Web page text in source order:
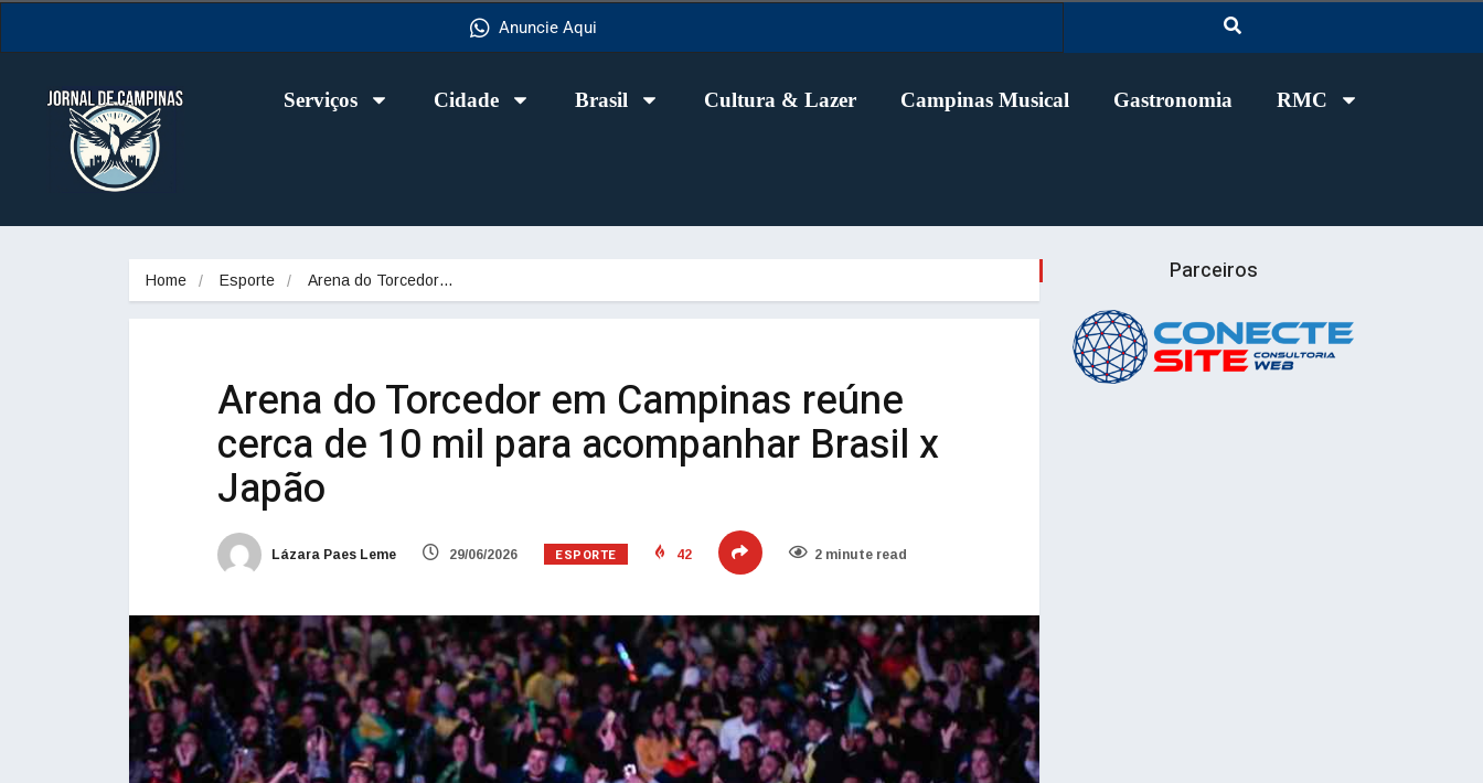
Anuncie Aqui
Serviços Cidade Brasil Cultura & Lazer Campinas Musical Gastronomia RMC
Home Esporte Arena do Torcedor…
Arena do Torcedor em Campinas reúne
cerca de 10 mil para acompanhar Brasil x
Japão
Lázara Paes Leme 29/06/2026 ESPORTE 42 2 minute read
Parceiros